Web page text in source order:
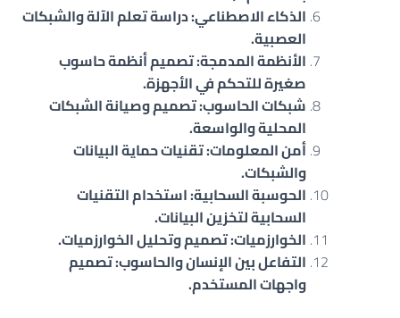
الذكاء الاصطناعي: دراسة تعلم الآلة والشبكات
العصبية.
الأنظمة المدمجة: تصميم أنظمة حاسوب
صغيرة للتحكم في الأجهزة.
شبكات الحاسوب: تصميم وصيانة الشبكات
المحلية والواسعة.
أمن المعلومات: تقنيات حماية البيانات
والشبكات.
الحوسبة السحابية: استخدام التقنيات
السحابية لتخزين البيانات.
الخوارزميات: تصميم وتحليل الخوارزميات.
التفاعل بين الإنسان والحاسوب: تصميم
واجهات المستخدم.